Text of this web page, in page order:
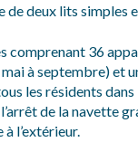
deux lits simples
comprenant 36
à septembre) et
les résidents
de la navette
l’extérieur.